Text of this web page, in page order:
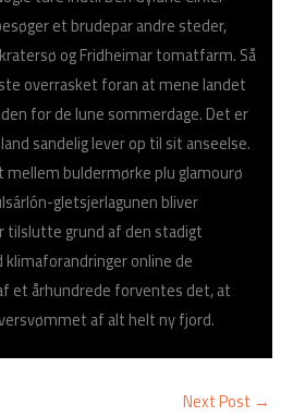
et brudepar andre steder,
og Fridheimar tomatfarm. Så
overrasket foran at mene landet
for de lune sommerdage. Det er
sandelig lever op til sit anseelse.
buldermørke plu glamourø
gletsjerlagunen bliver
grund af den stadigt
online de
et århundrede forventes det, at
af alt helt ny fjord.
Next Post →